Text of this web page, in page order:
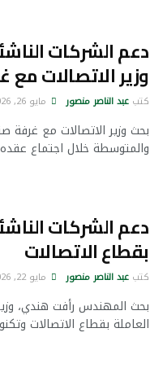
دعم الشركات
وزير الاتصالات
كتب عبد الناصر منصور مايو 26, 2026
بحث وزير الاتصالات مع غرفة
والمتوسطة خلال اجتماع
دعم الشركات
بقطاع الاتصالات
كتب عبد الناصر منصور مايو 22, 2026
بحث المهندس رأفت هندي،
العاملة بقطاع الاتصالات